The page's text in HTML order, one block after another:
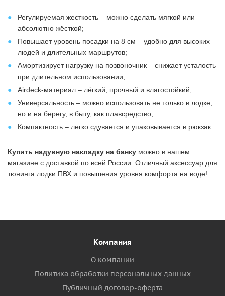
Регулируемая жесткость – можно сделать мягкой или
абсолютно жёсткой;
Повышает уровень посадки на 8 см – удобно для высоких
людей и длительных маршрутов;
Амортизирует нагрузку на позвоночник – снижает усталость
при длительном использовании;
Airdeck-материал – лёгкий, прочный и влагостойкий;
Универсальность – можно использовать не только в лодке,
но и на берегу, в быту, как плавсредство;
Компактность – легко сдувается и упаковывается в рюкзак.
Купить надувную накладку на банку можно в нашем
магазине с доставкой по всей России. Отличный аксессуар для
тюнинга лодки ПВХ и повышения уровня комфорта на воде!
Компания
О компании
Политика обработки персональных данных
Публичный договор-оферта